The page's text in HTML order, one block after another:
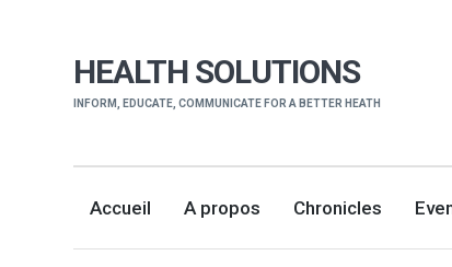
HEALTH SOLUTIONS
INFORM, EDUCATE, COMMUNICATE FOR A BETTER HEATH
Accueil A propos Chronicles